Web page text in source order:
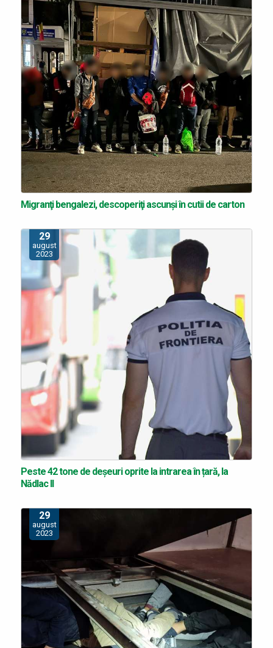
Migranţi bengalezi, descoperiţi ascunși în cutii de carton
29
august
2023
Peste 42 tone de deșeuri oprite la intrarea în țară, la
Nădlac II
29
august
2023